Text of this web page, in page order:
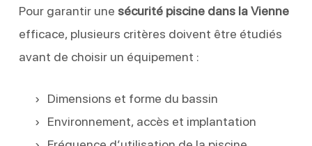
Pour garantir une sécurité piscine dans la Vienne
efficace, plusieurs critères doivent être étudiés
avant de choisir un équipement :
Dimensions et forme du bassin
Environnement, accès et implantation